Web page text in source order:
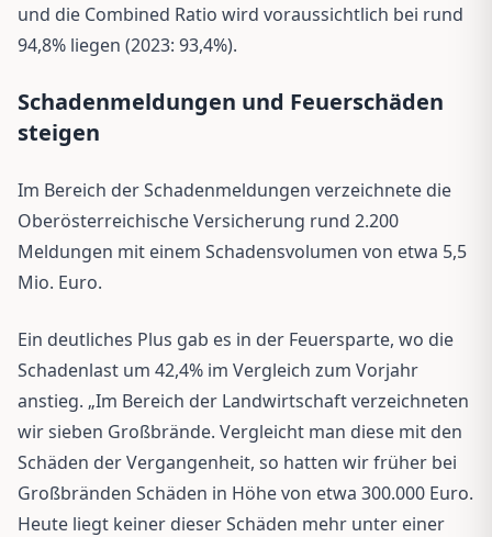
und die Combined Ratio wird voraussichtlich bei rund
94,8% liegen (2023: 93,4%).
Schadenmeldungen und Feuerschäden
steigen
Im Bereich der Schadenmeldungen verzeichnete die
Oberösterreichische Versicherung rund 2.200
Meldungen mit einem Schadensvolumen von etwa 5,5
Mio. Euro.
Ein deutliches Plus gab es in der Feuersparte, wo die
Schadenlast um 42,4% im Vergleich zum Vorjahr
anstieg. „Im Bereich der Landwirtschaft verzeichneten
wir sieben Großbrände. Vergleicht man diese mit den
Schäden der Vergangenheit, so hatten wir früher bei
Großbränden Schäden in Höhe von etwa 300.000 Euro.
Heute liegt keiner dieser Schäden mehr unter einer